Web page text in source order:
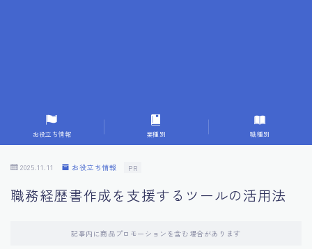
9.転職成功者の事例分析とアドバイス
10.面接官に好印象を与える方法
11.キャリアアップを目指す人の応募書類
12.エージェントから有益情報を得るコツ
お役立ち情報 業種別 職種別
2025.11.11 お役立ち情報 PR
職務経歴書作成を支援するツールの活用法
記事内に商品プロモーションを含む場合があります